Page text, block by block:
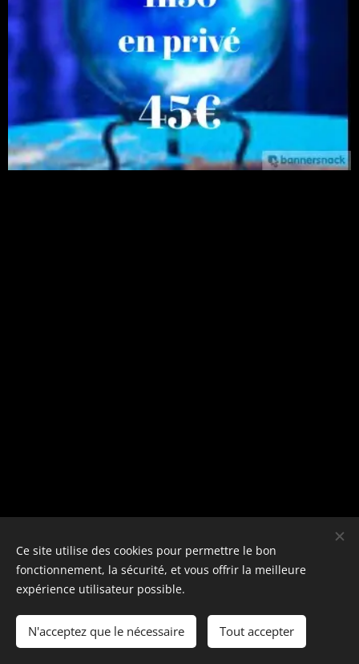
Ce site utilise des cookies pour permettre le bon
fonctionnement, la sécurité, et vous offrir la meilleure
expérience utilisateur possible.
N'acceptez que le nécessaire Tout accepter